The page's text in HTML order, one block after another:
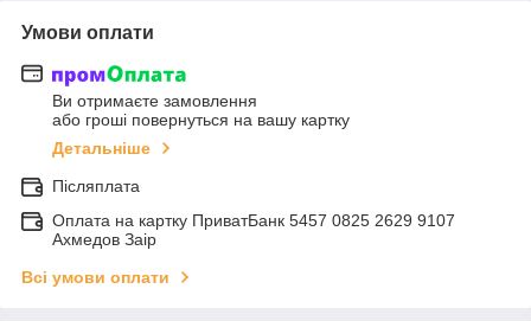
Умови оплати
Ви отримаєте замовлення
або гроші повернуться на вашу картку
Детальніше
Післяплата
Оплата на картку ПриватБанк 5457 0825 2629 9107
Ахмедов Заір
Всі умови оплати